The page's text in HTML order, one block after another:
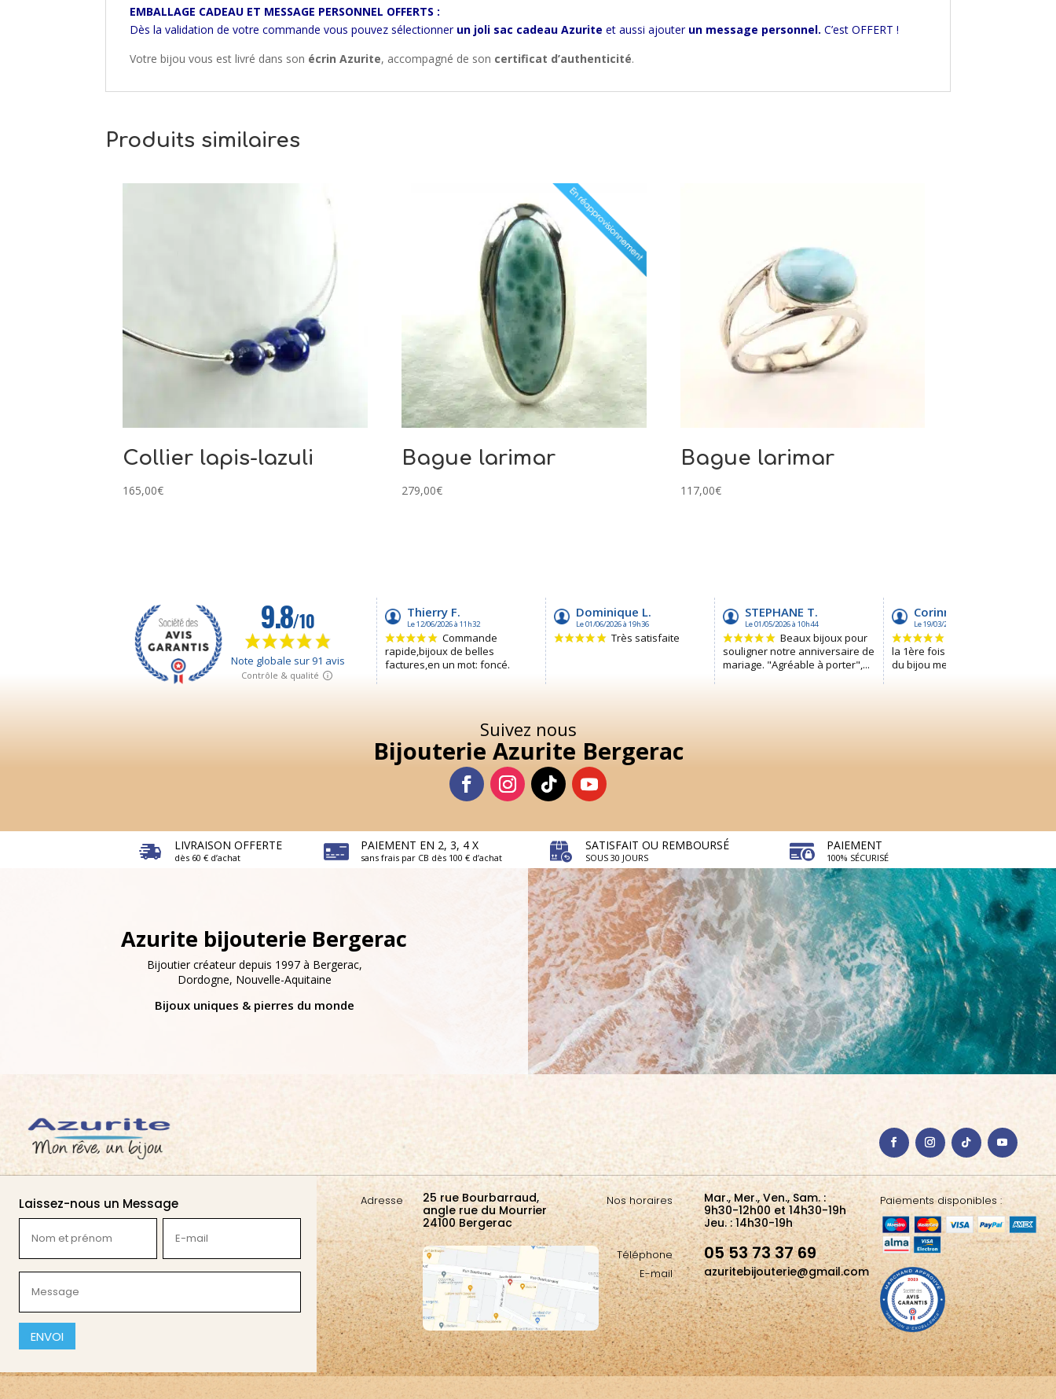
EMBALLAGE CADEAU ET MESSAGE PERSONNEL OFFERTS :
Dès la validation de votre commande vous pouvez sélectionner un joli sac cadeau Azurite et aussi ajouter un message personnel.C’est OFFERT !
Votre bijou vous est livré dans son écrin Azurite, accompagné de son certificat d’authenticité.
Produits similaires
Collier lapis-lazuli
165,00€
Bague larimar
279,00€
Bague larimar
117,00€
Suivez nous
Bijouterie Azurite Bergerac
LIVRAISON OFFERTE
dès 60 € d’achat
PAIEMENT EN 2, 3, 4 X
sans frais par CB dès 100 € d’achat
SATISFAIT OU REMBOURSÉ
SOUS 30 JOURS
PAIEMENT
100% SÉCURISÉ
Azurite bijouterie Bergerac
Bijoutier créateur depuis 1997 à Bergerac,
Dordogne, Nouvelle-Aquitaine
Bijoux uniques & pierres du monde
Laissez-nous un Message
et
prénom
mail
(Nécessaire)
(Nécessaire)
CAPTCHA
Adresse
25 rue Bourbarraud,
angle rue du Mourrier
24100 Bergerac
Nos horaires
Téléphone
E-mail
Mar., Mer., Ven., Sam. :
9h30-12h00 et 14h30-19h
Jeu. : 14h30-19h
05 53 73 37 69
azuritebijouterie@gmail.com
Paiements disponibles :